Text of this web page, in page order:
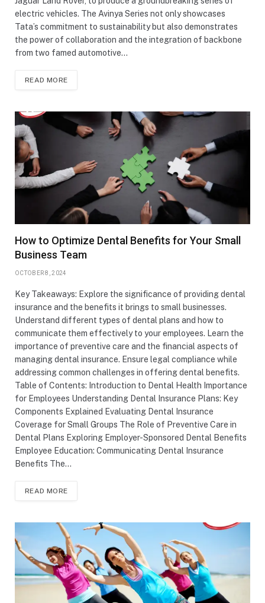
electric vehicles. The Avinya Series not only showcases
Tata’s commitment to sustainability but also demonstrates
the power of collaboration and the integration of backbone
from two famed automotive…
READ MORE
How to Optimize Dental Benefits for Your Small
Business Team
OCTOBER 8, 2024
Key Takeaways: Explore the significance of providing dental
insurance and the benefits it brings to small businesses.
Understand different types of dental plans and how to
communicate them effectively to your employees. Learn the
importance of preventive care and the financial aspects of
managing dental insurance. Ensure legal compliance while
addressing common challenges in offering dental benefits.
Table of Contents: Introduction to Dental Health Importance
for Employees Understanding Dental Insurance Plans: Key
Components Explained Evaluating Dental Insurance
Coverage for Small Groups The Role of Preventive Care in
Dental Plans Exploring Employer-Sponsored Dental Benefits
Employee Education: Communicating Dental Insurance
Benefits The…
READ MORE